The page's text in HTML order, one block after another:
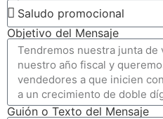
Objetivo del Mensaje
Guión o Texto del Mensaje